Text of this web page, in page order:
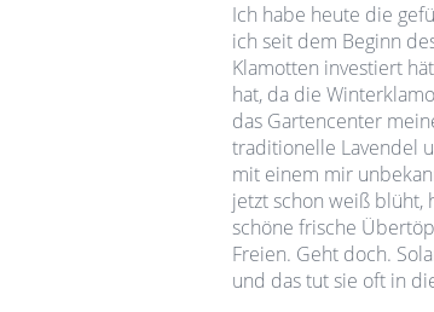
Ich habe heute die
ich seit dem Beginn
Klamotten investiert
hat, da die
das Gartencenter
traditionelle Lavendel
mit einem mir
jetzt schon weiß blüht,
schöne frische
Freien. Geht doch.
und das tut sie oft in